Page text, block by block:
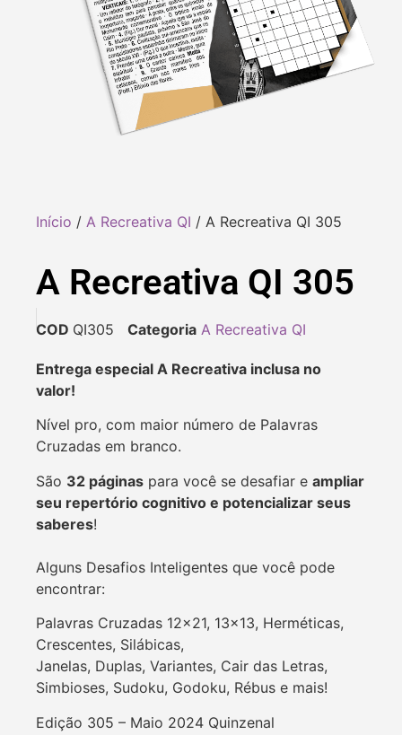
Início / A Recreativa QI / A Recreativa QI 305
A Recreativa QI 305
COD QI305 Categoria A Recreativa QI
Entrega especial A Recreativa inclusa no
valor!
Nível pro, com maior número de Palavras
Cruzadas em branco.
São 32 páginas para você se desafiar e ampliar
seu repertório cognitivo e potencializar seus
saberes!
Alguns Desafios Inteligentes que você pode
encontrar:
Palavras Cruzadas 12×21, 13×13, Herméticas,
Crescentes, Silábicas,
Janelas, Duplas, Variantes, Cair das Letras,
Simbioses, Sudoku, Godoku, Rébus e mais!
Edição 305 – Maio 2024 Quinzenal